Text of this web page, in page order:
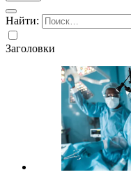
Найти:
Заголовки